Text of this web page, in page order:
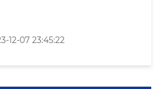
12-07 23:45:22